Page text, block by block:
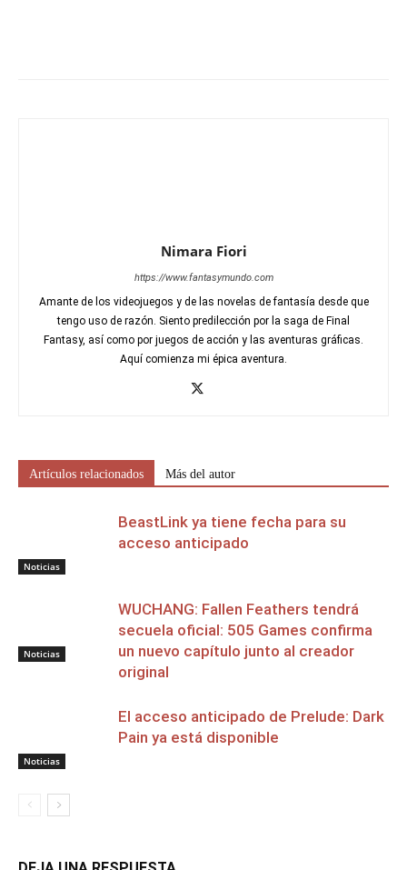
Nimara Fiori
https://www.fantasymundo.com
Amante de los videojuegos y de las novelas de fantasía desde que
tengo uso de razón. Siento predilección por la saga de Final
Fantasy, así como por juegos de acción y las aventuras gráficas.
Aquí comienza mi épica aventura.
Artículos relacionados Más del autor
Noticias
BeastLink ya tiene fecha para su
acceso anticipado
Noticias
WUCHANG: Fallen Feathers tendrá
secuela oficial: 505 Games confirma
un nuevo capítulo junto al creador
original
Noticias
El acceso anticipado de Prelude: Dark
Pain ya está disponible